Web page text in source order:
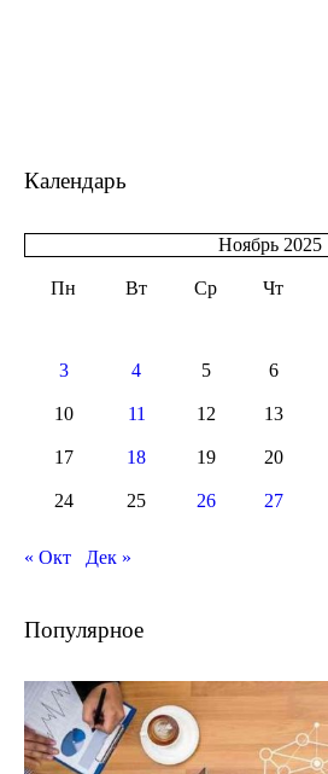
Календарь
Ноябрь 2025
Пн Вт Ср Чт
3 4 5 6
10 11 12 13
17 18 19 20
24 25 26 27
« Окт Дек »
Популярное